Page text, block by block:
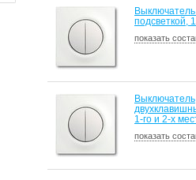
подсветкой,
показать
1-го и 2-х
показать